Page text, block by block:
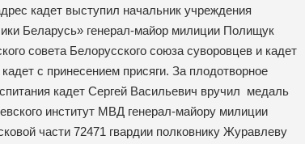
кадет выступил начальник учреждения
Беларусь» генерал-майор милиции Полищук
совета Белорусского союза суворовцев и кадет
с принесением присяги. За плодотворное
кадет Сергей Васильевич вручил медаль
институт МВД генерал-майору милиции
части 72471 гвардии полковнику Журавлеву